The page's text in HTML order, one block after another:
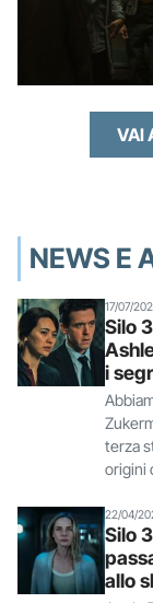
VAI
NEWS E
17/07/
Silo
i
terza
origini
22/04/
Silo
allo